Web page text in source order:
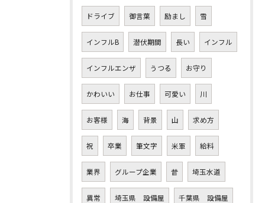
ドライブ 御言葉 励まし 雪
インフルB 潜伏期間 長い インフル
インフルエンザ うつる お守り
かわいい お仕事 可愛い 川
お客様 海 背景 山 求め方
祝 卒業 筆文字 米軍 給料
業界 グループ企業 昔 埼玉水道
異常 埼玉県 設備屋 千葉県 設備屋